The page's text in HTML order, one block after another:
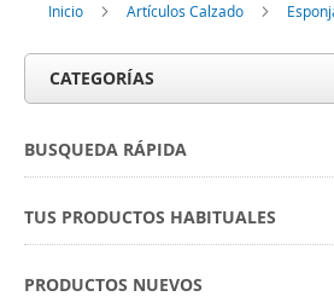
Inicio Artículos Calzado
CATEGORÍAS
BUSQUEDA RÁPIDA
TUS PRODUCTOS HABITUALES
PRODUCTOS NUEVOS